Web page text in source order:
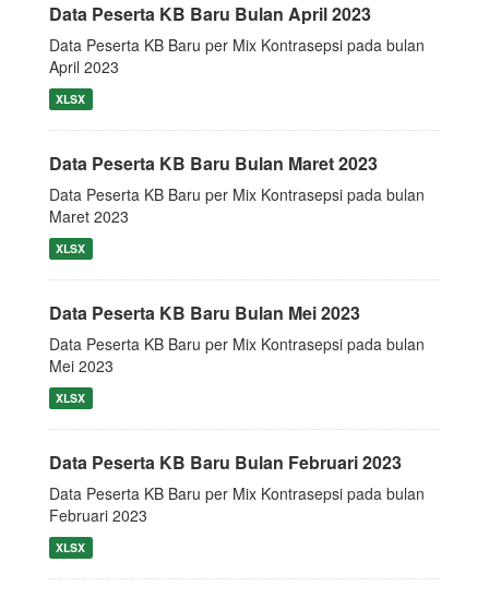
Data Peserta KB Baru Bulan April 2023
Data Peserta KB Baru per Mix Kontrasepsi pada bulan
April 2023
XLSX
Data Peserta KB Baru Bulan Maret 2023
Data Peserta KB Baru per Mix Kontrasepsi pada bulan
Maret 2023
XLSX
Data Peserta KB Baru Bulan Mei 2023
Data Peserta KB Baru per Mix Kontrasepsi pada bulan
Mei 2023
XLSX
Data Peserta KB Baru Bulan Februari 2023
Data Peserta KB Baru per Mix Kontrasepsi pada bulan
Februari 2023
XLSX